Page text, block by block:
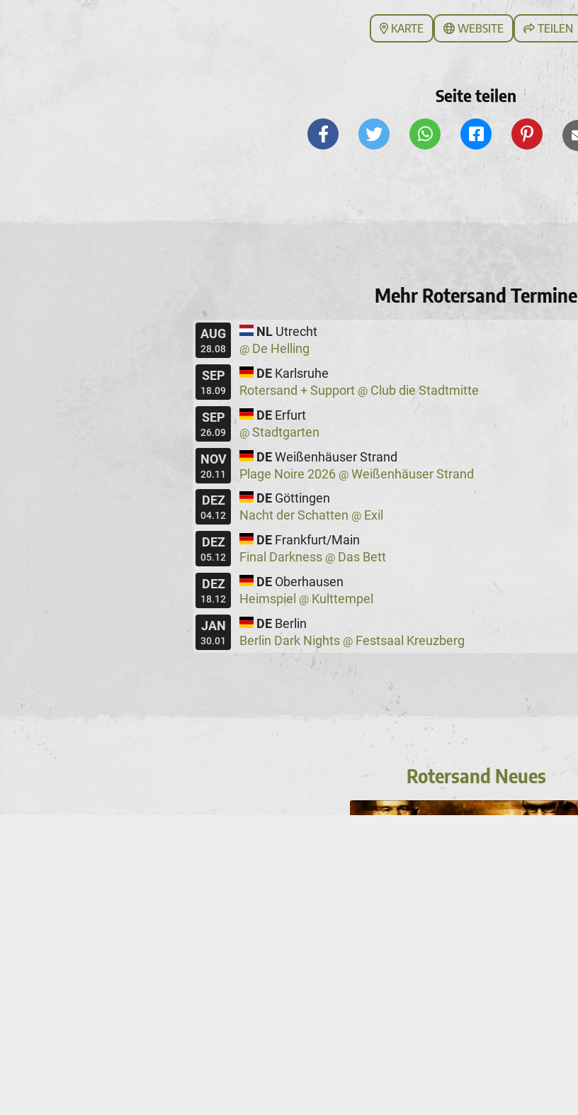
KARTE WEBSITE TEILEN
Seite teilen
Mehr Rotersand Termine
AUG
28.08
NL Utrecht
@ De Helling
SEP
18.09
DE Karlsruhe
Rotersand + Support @ Club die Stadtmitte
SEP
26.09
DE Erfurt
@ Stadtgarten
NOV
20.11
DE Weißenhäuser Strand
Plage Noire 2026 @ Weißenhäuser Strand
DEZ
04.12
DE Göttingen
Nacht der Schatten @ Exil
DEZ
05.12
DE Frankfurt/Main
Final Darkness @ Das Bett
DEZ
18.12
DE Oberhausen
Heimspiel @ Kulttempel
JAN
30.01
DE Berlin
Berlin Dark Nights @ Festsaal Kreuzberg
Rotersand Neues